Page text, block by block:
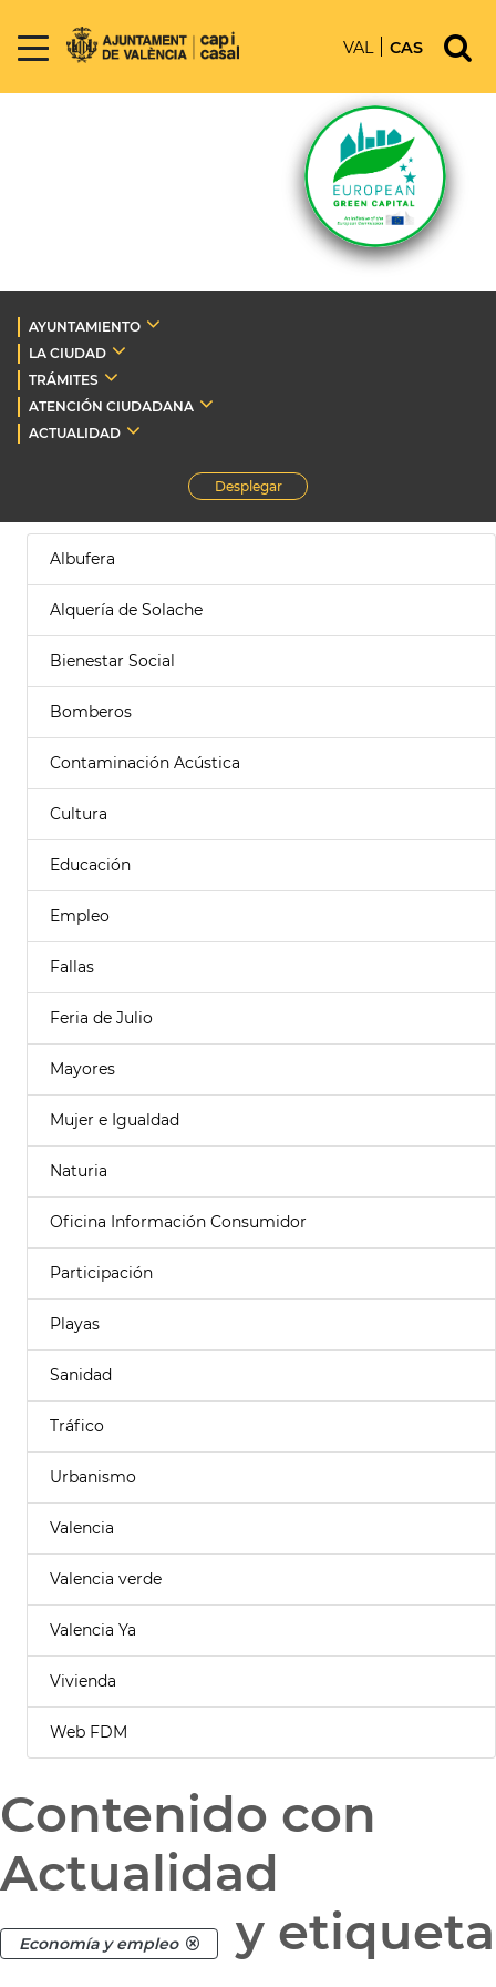
VAL CAS
AYUNTAMIENTO
LA CIUDAD
TRÁMITES
ATENCIÓN CIUDADANA
ACTUALIDAD
Desplegar
Albufera
Alquería de Solache
Bienestar Social
Bomberos
Contaminación Acústica
Cultura
Educación
Empleo
Fallas
Feria de Julio
Mayores
Mujer e Igualdad
Naturia
Oficina Información Consumidor
Participación
Playas
Sanidad
Tráfico
Urbanismo
Valencia
Valencia verde
Valencia Ya
Vivienda
Web FDM
Contenido con
Actualidad
Economía y empleo
y etiqueta